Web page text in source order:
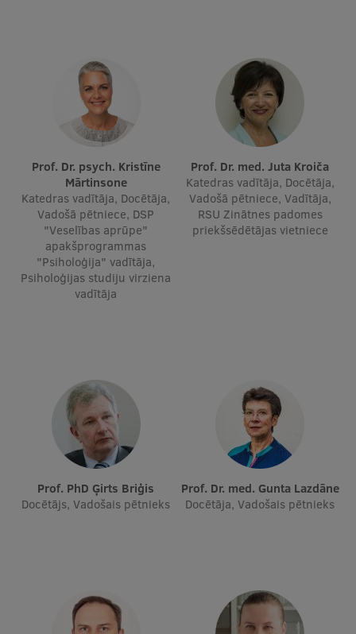
Stratēģija
Struktūra
Vēsture un tradīcijas
Identitāte
RSU fonds
Aula
Muzeji un ekspozīcijas
Ģerbonis
Virtuālā tūre
Ilgtspējīga attīstība
Studiju un vides pieejamība
Dati par 2025. gadu
Prof. Dr. psych. Kristīne
Mārtinsone
Katedras vadītāja, Docētāja,
Vadošā pētniece, DSP
"Veselības aprūpe"
apakšprogrammas
"Psiholoģija" vadītāja,
Psiholoģijas studiju virziena
vadītāja
Prof. Dr. med. Juta Kroiča
Katedras vadītāja, Docētāja,
Vadošā pētniece, Vadītāja,
RSU Zinātnes padomes
priekšsēdētājas vietniece
Prof. PhD Ģirts Briģis
Docētājs, Vadošais pētnieks
Prof. Dr. med. Gunta Lazdāne
Docētāja, Vadošais pētnieks